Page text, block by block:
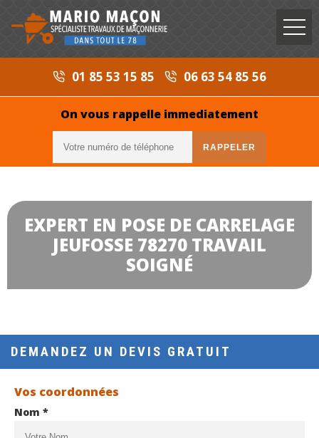
01 85 53 15 85 06 63 54 85 56
On vous rappelle immediatement
EXPERT EN POSE DE CARRELAGE
JEUFOSSE 78270 TRAVAIL
SOIGNÉ
DEMANDEZ UN DEVIS GRATUIT
Vos coordonnées
Nom *